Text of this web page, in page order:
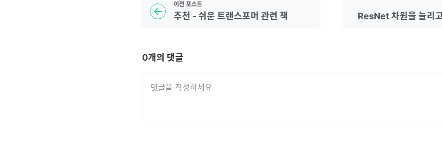
이전 포스트
추천 - 쉬운 트랜스포머 관련 책 ResNet 차원을 늘리
0개의 댓글